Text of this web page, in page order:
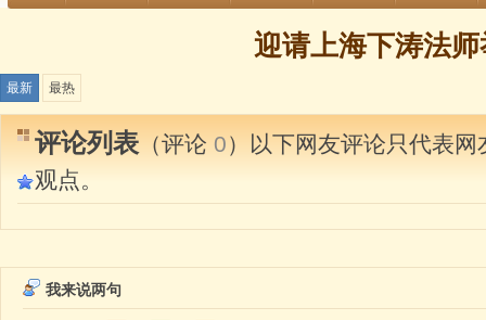
迎请上海下涛法
最新 最热
评论列表 （评论 0）以下网友评论只代表
观点。
我来说两句